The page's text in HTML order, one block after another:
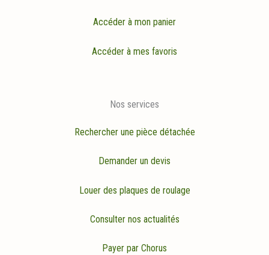
Accéder à mon panier
Accéder à mes favoris
Nos services
Rechercher une pièce détachée
Demander un devis
Louer des plaques de roulage
Consulter nos actualités
Payer par Chorus